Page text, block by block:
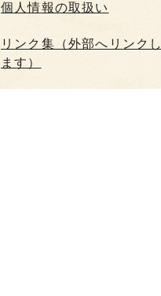
個人情報の取扱い
リンク集（外部へリンクし
ます）